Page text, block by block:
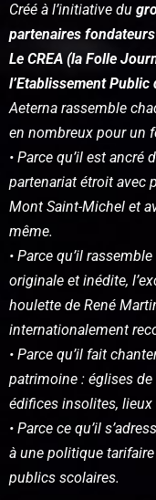
Créé à l’initiative du
partenaires
Le CREA (la Folle
l’Etablissement
Aeterna rassemble
en nombreux pour un
• Parce qu’il est ancré
partenariat étroit avec
Mont Saint-Michel et
même.
• Parce qu’il
originale et inédite,
houlette de René
internationalement
• Parce qu’il fait
patrimoine : églises de
édifices insolites, lieux
• Parce ce qu’il
à une politique
publics scolaires.